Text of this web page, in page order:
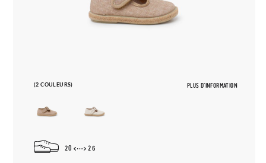
(2 COULEURS) PLUS D'INFORMATION
20 26